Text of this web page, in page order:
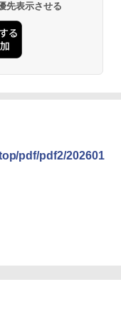
コ ポーランド スロヴ
ウォーズ
・統計・移動から読み
スピーク) 着替えテン
【中が透けない】 1
ッズ 災害用トイレ ビ
アップテント 携帯 簡
ック)
幅200 2-3人用 43
ョン 山善] 傘みたいに
ズ メッシュ 3-4人用
テント エクルベージ
ち
スプレー 熊スプレー
ャンプ・アウトドア・
緊急時用 日本国内発
シート付 折りたたみ
さ調整 軽量 収納袋付
先表示させる
pdf/pdf2/202601